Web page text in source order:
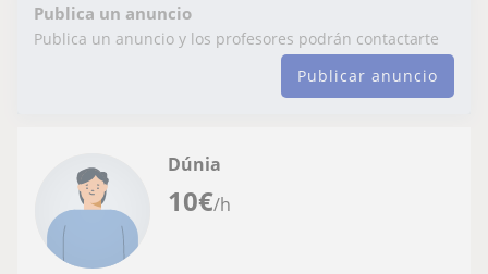
Publica un anuncio
Publica un anuncio y los profesores podrán contactarte
Publicar anuncio
10€/h
Dúnia